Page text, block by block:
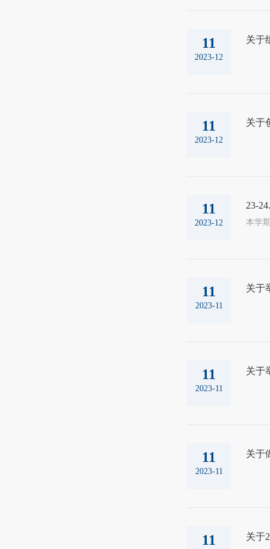
11
2023-12
关于
11
2023-12
关于
11
2023-12
23-
本学
11
2023-11
关于
11
2023-11
关于
11
2023-11
关于
11 关于